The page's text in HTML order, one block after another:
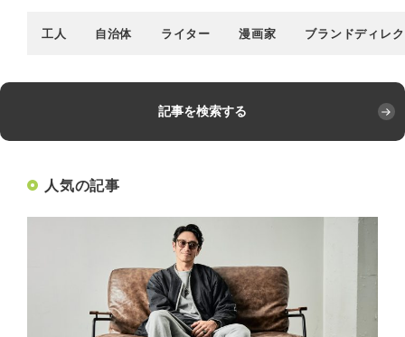
工人 自治体 ライター 漫画家 ブランドディレ
記事を検索する
人気の記事